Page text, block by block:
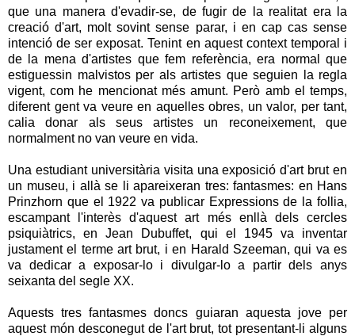
que una manera d'evadir-se, de fugir de la realitat era la
creació d'art, molt sovint sense parar, i en cap cas sense
intenció de ser exposat. Tenint en aquest context temporal i
de la mena d'artistes que fem referència, era normal que
estiguessin malvistos per als artistes que seguien la regla
vigent, com he mencionat més amunt. Però amb el temps,
diferent gent va veure en aquelles obres, un valor, per tant,
calia donar als seus artistes un reconeixement, que
normalment no van veure en vida.
Una estudiant universitària visita una exposició d'art brut en
un museu, i allà se li apareixeran tres: fantasmes: en Hans
Prinzhorn que el 1922 va publicar Expressions de la follia,
escampant l'interès d'aquest art més enllà dels cercles
psiquiàtrics, en Jean Dubuffet, qui el 1945 va inventar
justament el terme art brut, i en Harald Szeeman, qui va es
va dedicar a exposar-lo i divulgar-lo a partir dels anys
seixanta del segle XX.
Aquests tres fantasmes doncs guiaran aquesta jove per
aquest món desconegut de l'art brut, tot presentant-li alguns